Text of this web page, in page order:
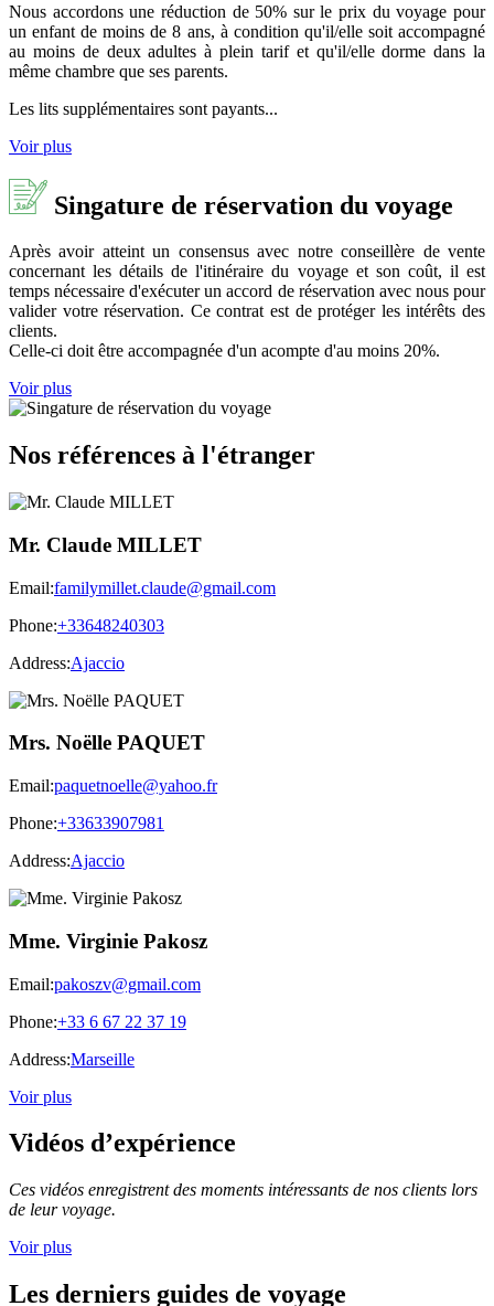
Nous accordons une réduction de 50% sur le prix du voyage pour
un enfant de moins de 8 ans, à condition qu'il/elle soit accompagné
au moins de deux adultes à plein tarif et qu'il/elle dorme dans la
même chambre que ses parents.
Les lits supplémentaires sont payants...
Voir plus
Singature de réservation du voyage
Après avoir atteint un consensus avec notre conseillère de vente
concernant les détails de l'itinéraire du voyage et son coût, il est
temps nécessaire d'exécuter un accord de réservation avec nous pour
valider votre réservation. Ce contrat est de protéger les intérêts des
clients.
Celle-ci doit être accompagnée d'un acompte d'au moins 20%.
Voir plus
Nos références à l'étranger
Mr. Claude MILLET
Email:familymillet.claude@gmail.com
Phone:+33648240303
Address:Ajaccio
Mrs. Noëlle PAQUET
Email:paquetnoelle@yahoo.fr
Phone:+33633907981
Address:Ajaccio
Mme. Virginie Pakosz
Email:pakoszv@gmail.com
Phone:+33 6 67 22 37 19
Address:Marseille
Voir plus
Vidéos d’expérience
Ces vidéos enregistrent des moments intéressants de nos clients lors
de leur voyage.
Voir plus
Les derniers guides de voyage